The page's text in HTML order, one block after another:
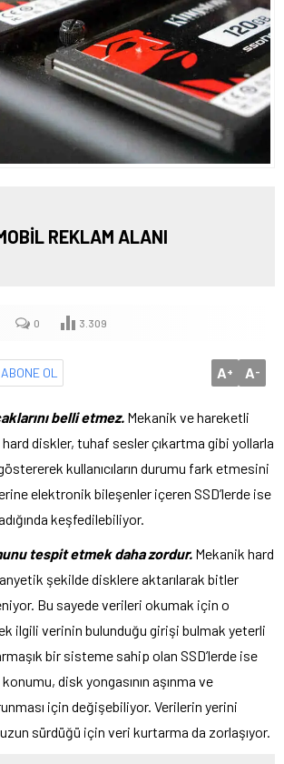
REKLAM ALANI
0 3.309
ABONE OL A+ A-
belli etmez. Mekanik ve hareketli
diskler, tuhaf sesler çıkartma gibi yollarla
kullanıcıların durumu fark etmesini
elektronik bileşenler içeren SSD’lerde ise
keşfedilebiliyor.
tespit etmek daha zordur. Mekanik hard
şekilde disklere aktarılarak bitler
Bu sayede verileri okumak için o
ilgili verinin bulunduğu girişi bulmak yeterli
bir sisteme sahip olan SSD’lerde ise
disk yongasının aşınma ve
için değişebiliyor. Verilerin yerini
sürdüğü için veri kurtarma da zorlaşıyor.